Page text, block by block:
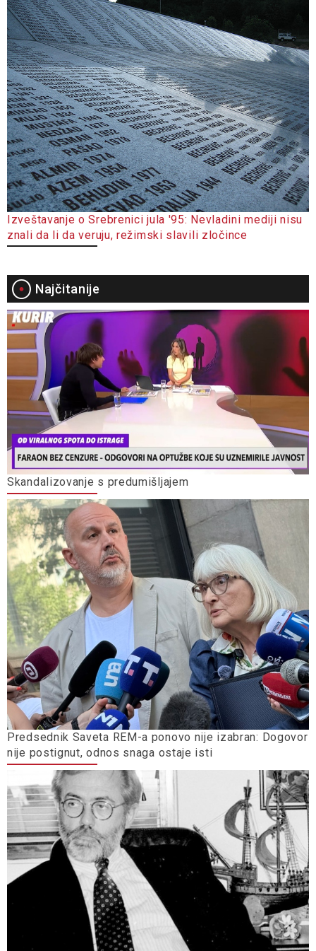
Izveštavanje o Srebrenici jula '95: Nevladini mediji nisu
znali da li da veruju, režimski slavili zločince
Najčitanije
Skandalizovanje s predumišljajem
Predsednik Saveta REM-a ponovo nije izabran: Dogovor
nije postignut, odnos snaga ostaje isti